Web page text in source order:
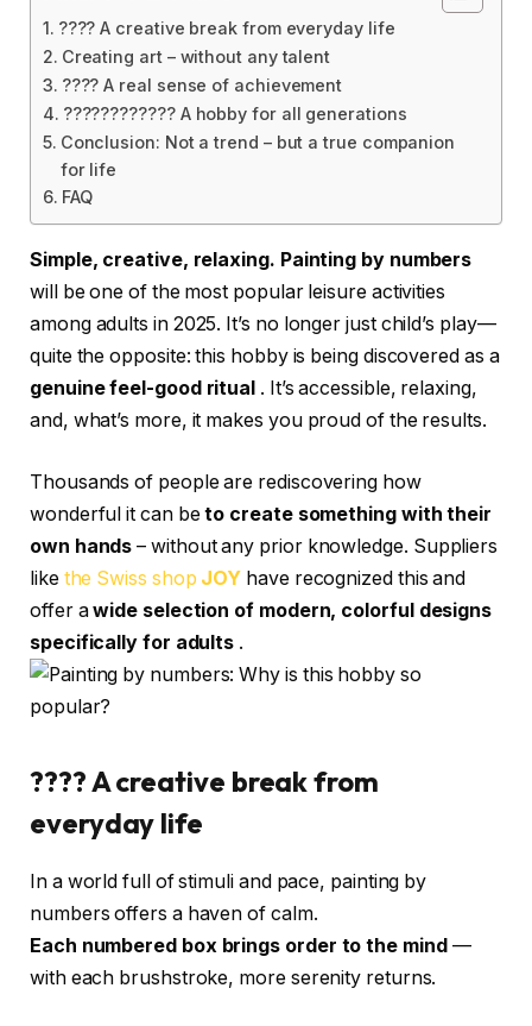
???? A creative break from everyday life
Creating art – without any talent
????️ A real sense of achievement
????‍????‍???? A hobby for all generations
Conclusion: Not a trend – but a true companion
for life
FAQ
Simple, creative, relaxing. Painting by numbers
will be one of the most popular leisure activities
among adults in 2025. It’s no longer just child’s play—
quite the opposite: this hobby is being discovered as a
genuine feel-good ritual . It’s accessible, relaxing,
and, what’s more, it makes you proud of the results.
Thousands of people are rediscovering how
wonderful it can beto create something with their
own hands – without any prior knowledge. Suppliers
like the Swiss shop JOY have recognized this and
offer awide selection of modern, colorful designs
specifically for adults .
???? A creative break from
everyday life
In a world full of stimuli and pace, painting by
numbers offers a haven of calm.
Each numbered box brings order to the mind—
with each brushstroke, more serenity returns.